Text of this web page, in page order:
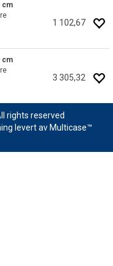
cm
1 102,67
cm
3 305,32
rights reserved
levert av Multicase™